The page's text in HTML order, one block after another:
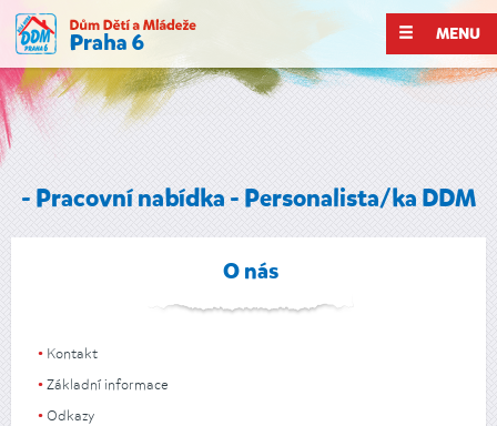
MENU
- Pracovní nabídka - Personalista/ka DDM
O nás
Kontakt
Základní informace
Odkazy